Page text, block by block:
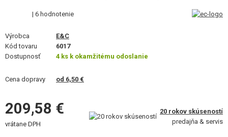
SERVIS A ÚDRŽBA ZBRANÍ
SEBAOBRANA, VÝCVIK, NOŽE
JEDLO
| 6 hodnotenie
Výrobca
E&C
Kód tovaru
6017
Dostupnosť
4 ks k okamžitému odoslanie
Cena dopravy od 6,50 €
209,58 €
vrátane DPH
20 rokov skúseností
predajňa & servis